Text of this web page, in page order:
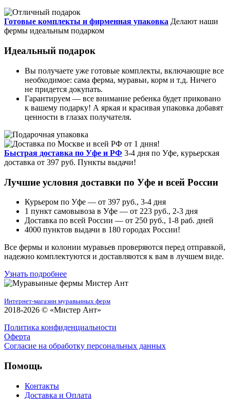
Готовые комплекты и фирменная упаковка Делают наши
фермы идеальным подарком
Идеальный подарок
Вы получаете уже готовые комплекты, включающие все
необходимое: сама ферма, муравьи, корм и т.д. Ничего
не придется докупать.
Гарантируем — все внимание ребенка будет приковано
к вашему подарку! А яркая и красивая упаковка добавят
ценности в глазах получателя.
Быстрая доставка по Уфе и РФ 3-4 дня по Уфе, курьерская
доставка от 397 руб. Пункты выдачи!
Лучшие условия доставки по Уфе и всей России
Курьером по Уфе — от 397 руб., 3-4 дня
1 пункт самовывоза в Уфе — от 223 руб., 2-3 дня
Доставка по всей России — от 250 руб., 1-8 раб. дней
4000 пунктов выдачи в 180 городах России!
Все фермы и колонии муравьев проверяются перед отправкой,
надежно комплектуются и доставляются к вам в лучшем виде.
Узнать подробнее
Интернет-магазин муравьиных ферм
2018-2026 © «Мистер Ант»
Политика конфиденциальности
Оферта
Согласие на обработку персональных данных
Помощь
Контакты
Доставка и Оплата